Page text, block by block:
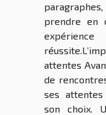
prendre en
attentes
de
ses
son choix.